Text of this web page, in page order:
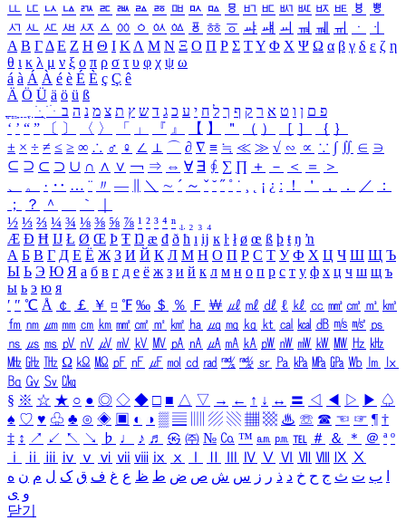
ㅥ ㅦ ㅧ ㅨ ㅩ ㅪ ㅫ ㅬ ㅭ ㅮ ㅯ ㅰ ㅱ ㅲ ㅳ ㅴ ㅵ ㅶ ㅷ ㅸ
ㅹ
ㅺ ㅻ ㅼ ㅽ ㅾ ㅿ ㆀ ㆁ ㆂ ㆃ ㆄ ㆅ ㆆ ㆇ ㆈ ㆉ ㆊ ㆋ ㆌ ㆍ
ㆎ
Α Β ΓΔ Ε Ζ Η Θ Ι ΚΛ Μ Ν Ξ Ο Π Ρ Σ ΤΥ Φ Χ Ψ Ω α β γ δ ε ζ η
θ ι κ λ μ ν ξ ο π ρ σ τ υ φ χ ψ ω
á à Á À é è É È ç Ç ê
Ä Ö Ü ä ö ü ß
ִֶֹ ֻּ ׁׂ פ ם ן ו ט א ר ק ף ך ל ח י ע כ ג ד ש ץ ת צ מ נ ה ב
‘ ’ “ ” 〔 〕 〈 〉 「 」 『 』 【 】 ＂ （ ） ［ ］ ｛ ｝
± × ÷ ≠ ≤ ≥ ∞ ∴ ♂ ♀ ∠ ⊥ ⌒ ∂ ∇ ≡ ≒ ≪ ≫ √ ∽ ∝ ∵ ∫ ∬ ∈ ∋
⊆ ⊇ ⊂ ⊃ ∪ ∩ ∧ ∨ ￢ ⇒ ⇔ ∀ ∃ ∮ ∑ ∏ ＋ － ＜ ＝
＞
、
。 · ‥ … ¨ 〃 ― ＼ ∼ ´ ～ ˇ ˘ ˝ ˚ ˙ ¸ ¡ ¿ ː ！ ＇ ， ． ／
：
；
？ ＾ ｀
½ ⅓ ⅔ ¼ ¾ ⅛ ⅜ ⅝ ⅞ ¹ ² ³ ⁴ ⁿ ₁ ₂ ₃ ₄
Æ Ð Ħ Ĳ Ł Ø Œ Þ Ŧ Ŋ æ đ ð ħ ı ĳ ĸ ŀ ł ø œ ß þ ŧ ŋ ŉ
А Б В Г Д Е Ё Ж З И Й К Л М Н О П Р С Т У Ф Х Ц Ч Ш Щ Ъ
Ы Ь Э Ю Я а б в г д е ё ж з и й к л м н о п р с т у ф х ц ч ш щ ъ
ы ь э ю я
′ ″ ℃ Å ￠ ￡ ￥ ¤ ℉ ‰ ＄ ％ Ｆ ￦ ㎕ ㎖ ㎗ ℓ ㎘ ㏄ ㎣ ㎤ ㎥ ㎦
㎙ ㎚ ㎛ ㎜ ㎝ ㎞ ㎟ ㎠ ㎡ ㎢ ㏊ ㎍ ㎎ ㎏ ㏏ ㎈ ㎉ ㏈ ㎧ ㎨ ㎰
㎱ ㎲ ㎳ ㎴ ㎵ ㎶ ㎷ ㎸ ㎹ ㎀ ㎁ ㎂ ㎃ ㎄ ㎺ ㎻ ㎽ ㎾ ㎿ ㎐ ㎑
㎒ ㎓ ㎔ Ω ㏀ ㏁ ㎊ ㎋ ㎌ ㏖ ㏅ ㎭ ㎮ ㎯ ㏛ ㎩ ㎪ ㎫ ㎬ ㏝ ㏐
㏓
㏃ ㏉ ㏜ ㏆
§ ※ ☆ ★ ○ ● ◎ ◇ ◆ □ ■ △ ▽ → ← ↑ ↓ ↔ 〓 ◁ ◀ ▷ ▶ ♤
♠ ♡ ♥ ♧ ♣ ⊙ ◈ ▣ ◐ ◑ ▒ ▤ ▨ ▧ ▦ ▩ ♨ ☏ ☎ ☜ ☞ ¶ †
‡ ↕ ↗ ↙ ↖ ↘ ♭ ♩ ♪ ♬ ㉿ ㈜ № ㏇ ™ ㏂ ㏘ ℡ ＃ ＆ ＊ ＠ ª º
ⅰ
ⅱ ⅲ ⅳ ⅴ ⅵ ⅶ ⅷ ⅸ ⅹ Ⅳ Ⅴ Ⅵ Ⅶ Ⅷ Ⅸ Ⅹ
ب ت ث ج ح خ د ذ ر ز س ش ص ض ط ظ ع غ ف ق ک ل م ن ه
و ی
닫기